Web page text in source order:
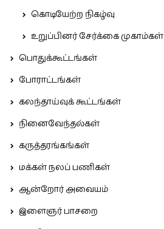
கொடியேற்ற நிகழ்வு
உறுப்பினர் சேர்க்கை முகாம்கள்
பொதுக்கூட்டங்கள்
போராட்டங்கள்
கலந்தாய்வுக் கூட்டங்கள்
நினைவேந்தல்கள்
கருத்தரங்கங்கள்
மக்கள் நலப் பணிகள்
ஆன்றோர் அவையம்
இளைஞர் பாசறை